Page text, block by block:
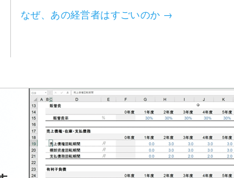
なぜ、あの経営者はすごいのか →